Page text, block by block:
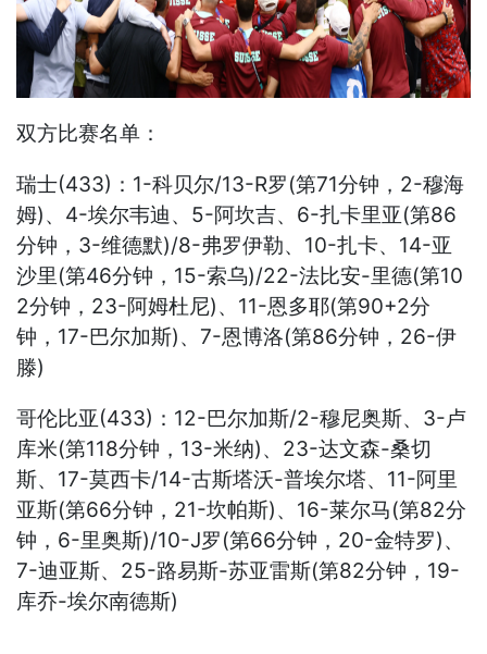
双方比赛名单：
瑞士(433)：1-科贝尔/13-R罗(第71分钟，2-穆海
姆)、4-埃尔韦迪、5-阿坎吉、6-扎卡里亚(第86
分钟，3-维德默)/8-弗罗伊勒、10-扎卡、14-亚
沙里(第46分钟，15-索乌)/22-法比安-里德(第10
2分钟，23-阿姆杜尼)、11-恩多耶(第90+2分
钟，17-巴尔加斯)、7-恩博洛(第86分钟，26-伊
滕)
哥伦比亚(433)：12-巴尔加斯/2-穆尼奥斯、3-卢
库米(第118分钟，13-米纳)、23-达文森-桑切
斯、17-莫西卡/14-古斯塔沃-普埃尔塔、11-阿里
亚斯(第66分钟，21-坎帕斯)、16-莱尔马(第82分
钟，6-里奥斯)/10-J罗(第66分钟，20-金特罗)、
7-迪亚斯、25-路易斯-苏亚雷斯(第82分钟，19-
库乔-埃尔南德斯)